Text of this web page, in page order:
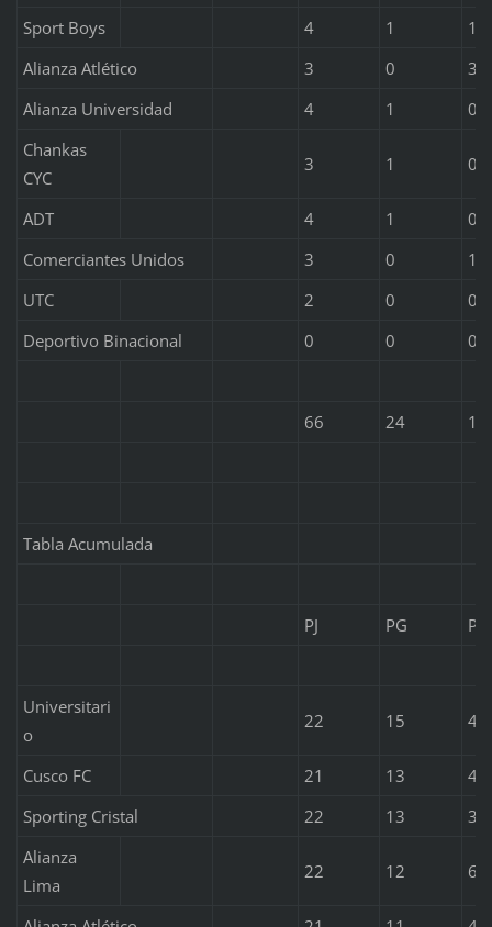
Sport Boys 4 1
1
Alianza Atlético
3 0
3
Alianza Universidad
4 1
0
Chankas
CYC
3 1 0
ADT 4 1
0
Comerciantes Unidos
3 0
1
UTC
2 0
0
Deportivo Binacional
0 0 0
66 24 18
Tabla Acumulada
PJ PG PE
Universitari
o
22 15 4
Cusco FC 21 13
4
Sporting Cristal
22 13
3
Alianza
Lima
22 12 6